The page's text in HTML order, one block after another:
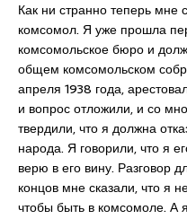
Как ни странно теперь мне
комсомол. Я уже прошла
комсомольское бюро и
общем комсомольском
апреля 1938 года,
и вопрос отложили, и со
твердили, что я должна
народа. Я говорили, что я
верю в его вину. Разговор
концов мне сказали, что я
чтобы быть в комсомоле. А